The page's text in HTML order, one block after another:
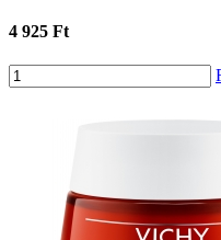
4 925 Ft